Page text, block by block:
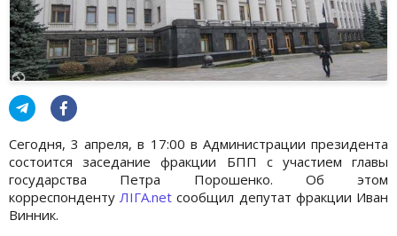
Сегодня, 3 апреля, в 17:00 в Администрации президента
состоится заседание фракции БПП с участием главы
государства Петра Порошенко. Об этом
корреспонденту ЛІГА.net сообщил депутат фракции Иван
Винник.